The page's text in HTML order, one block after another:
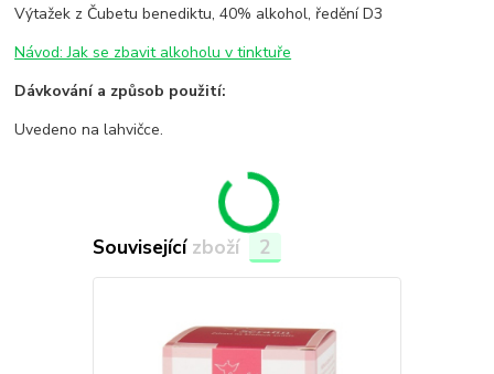
Výtažek z Čubetu benediktu, 40% alkohol, ředění D3
Návod: Jak se zbavit alkoholu v tinktuře
Dávkování a způsob použití:
Uvedeno na lahvičce.
Související zboží 2